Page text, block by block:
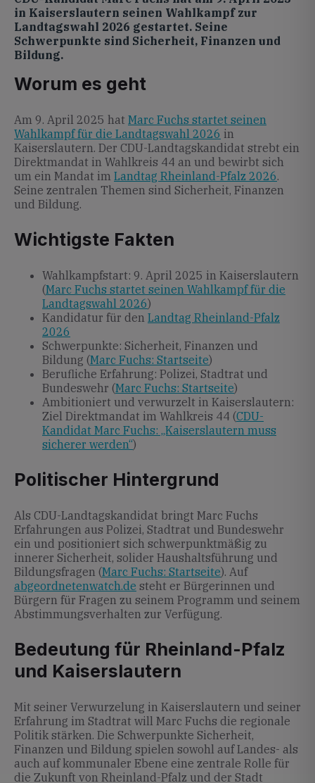
in Kaiserslautern seinen Wahlkampf zur
Landtagswahl 2026 gestartet. Seine
Schwerpunkte sind Sicherheit, Finanzen und
Bildung.
Worum es geht
Am 9. April 2025 hat Marc Fuchs startet seinen
Wahlkampf für die Landtagswahl 2026 in
Kaiserslautern. Der CDU-Landtagskandidat strebt ein
Direktmandat in Wahlkreis 44 an und bewirbt sich
um ein Mandat im Landtag Rheinland-Pfalz 2026.
Seine zentralen Themen sind Sicherheit, Finanzen
und Bildung.
Wichtigste Fakten
Wahlkampfstart: 9. April 2025 in Kaiserslautern
(Marc Fuchs startet seinen Wahlkampf für die
Landtagswahl 2026)
Kandidatur für den Landtag Rheinland-Pfalz
2026
Schwerpunkte: Sicherheit, Finanzen und
Bildung (Marc Fuchs: Startseite)
Berufliche Erfahrung: Polizei, Stadtrat und
Bundeswehr (Marc Fuchs: Startseite)
Ambitioniert und verwurzelt in Kaiserslautern:
Ziel Direktmandat im Wahlkreis 44 (CDU-
Kandidat Marc Fuchs: „Kaiserslautern muss
sicherer werden“)
Politischer Hintergrund
Als CDU-Landtagskandidat bringt Marc Fuchs
Erfahrungen aus Polizei, Stadtrat und Bundeswehr
ein und positioniert sich schwerpunktmäßig zu
innerer Sicherheit, solider Haushaltsführung und
Bildungsfragen (Marc Fuchs: Startseite). Auf
abgeordnetenwatch.de steht er Bürgerinnen und
Bürgern für Fragen zu seinem Programm und seinem
Abstimmungsverhalten zur Verfügung.
Bedeutung für Rheinland-Pfalz
und Kaiserslautern
Mit seiner Verwurzelung in Kaiserslautern und seiner
Erfahrung im Stadtrat will Marc Fuchs die regionale
Politik stärken. Die Schwerpunkte Sicherheit,
Finanzen und Bildung spielen sowohl auf Landes- als
auch auf kommunaler Ebene eine zentrale Rolle für
die Zukunft von Rheinland-Pfalz und der Stadt